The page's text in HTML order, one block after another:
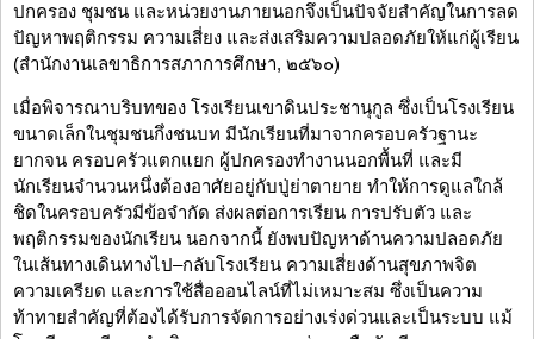
ปกครอง ชุมชน และหน่วยงานภายนอกจึงเป็นปัจจัยสำคัญในการลด
ปัญหาพฤติกรรม ความเสี่ยง และส่งเสริมความปลอดภัยให้แก่ผู้เรียน
(สำนักงานเลขาธิการสภาการศึกษา, ๒๕๖๐)
เมื่อพิจารณาบริบทของ โรงเรียนเขาดินประชานุกูล ซึ่งเป็นโรงเรียน
ขนาดเล็กในชุมชนกึ่งชนบท มีนักเรียนที่มาจากครอบครัวฐานะ
ยากจน ครอบครัวแตกแยก ผู้ปกครองทำงานนอกพื้นที่ และมี
นักเรียนจำนวนหนึ่งต้องอาศัยอยู่กับปู่ย่าตายาย ทำให้การดูแลใกล้
ชิดในครอบครัวมีข้อจำกัด ส่งผลต่อการเรียน การปรับตัว และ
พฤติกรรมของนักเรียน นอกจากนี้ ยังพบปัญหาด้านความปลอดภัย
ในเส้นทางเดินทางไป–กลับโรงเรียน ความเสี่ยงด้านสุขภาพจิต
ความเครียด และการใช้สื่อออนไลน์ที่ไม่เหมาะสม ซึ่งเป็นความ
ท้าทายสำคัญที่ต้องได้รับการจัดการอย่างเร่งด่วนและเป็นระบบ แม้